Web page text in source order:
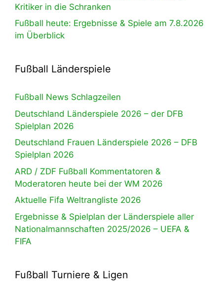
Kritiker in die Schranken
Fußball heute: Ergebnisse & Spiele am 7.8.2026
im Überblick
Fußball Länderspiele
Fußball News Schlagzeilen
Deutschland Länderspiele 2026 – der DFB
Spielplan 2026
Deutschland Frauen Länderspiele 2026 – DFB
Spielplan 2026
ARD / ZDF Fußball Kommentatoren &
Moderatoren heute bei der WM 2026
Aktuelle Fifa Weltrangliste 2026
Ergebnisse & Spielplan der Länderspiele aller
Nationalmannschaften 2025/2026 – UEFA &
FIFA
Fußball Turniere & Ligen